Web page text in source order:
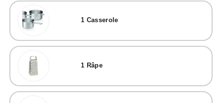
1 Casserole
1 Râpe